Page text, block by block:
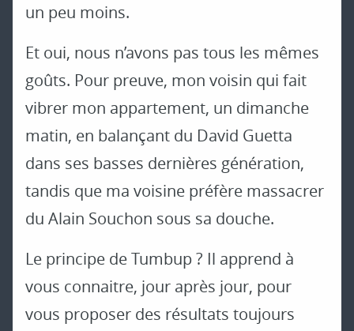
un peu moins.
Et oui, nous n’avons pas tous les mêmes
goûts. Pour preuve, mon voisin qui fait
vibrer mon appartement, un dimanche
matin, en balançant du David Guetta
dans ses basses dernières génération,
tandis que ma voisine préfère massacrer
du Alain Souchon sous sa douche.
Le principe de Tumbup ? Il apprend à
vous connaitre, jour après jour, pour
vous proposer des résultats toujours